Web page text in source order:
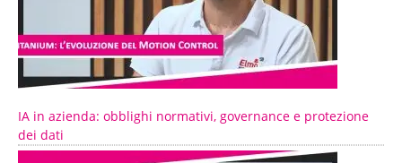
IA in azienda: obblighi normativi, governance e protezione
dei dati